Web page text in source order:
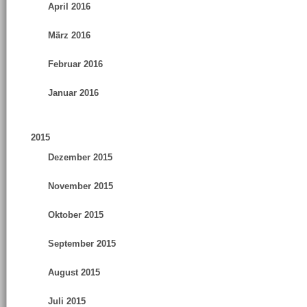
April 2016
März 2016
Februar 2016
Januar 2016
2015
Dezember 2015
November 2015
Oktober 2015
September 2015
August 2015
Juli 2015